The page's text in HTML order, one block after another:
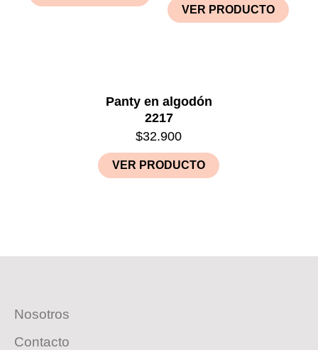
VER PRODUCTO
Panty en algodón
2217
$32.900
VER PRODUCTO
Nosotros
Contacto